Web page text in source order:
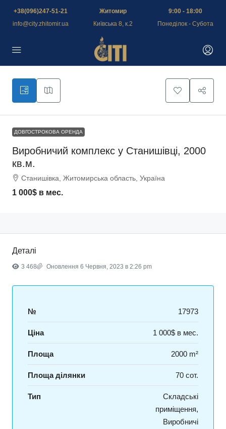
+38(096)247-51-21
info@city.zhitomir.ua
Житомир
Київська 8, к.2
9:00 - 18:00
Понеділок - Субота
ДОВГОСТРОКОВА ОРЕНДА
Виробничий комплекс у Станишівці, 2000
кв.м.
Станишівка, Житомирська область, Україна
1 000$ в мес.
Деталі
3 468 Оновлення 6 Червня, 2023 в 2:26 pm
№ 17973
Ціна 1 000$ в мес.
Площа 2000 m²
Площа ділянки 70 сот.
Тип
Складські
приміщення,
Виробничі